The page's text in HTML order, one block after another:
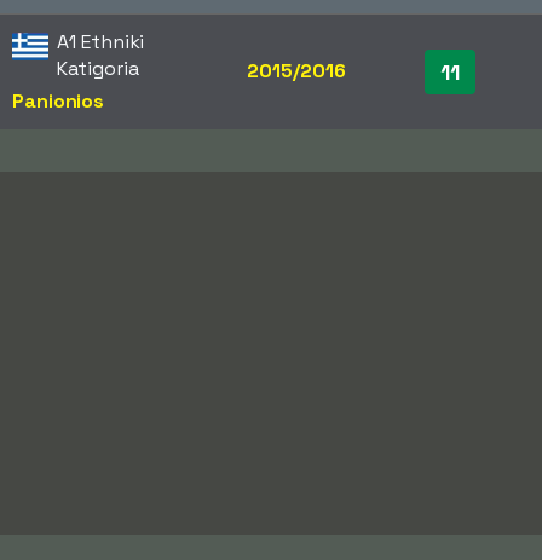
A1 Ethniki
Katigoria
Panionios
2015/2016 11